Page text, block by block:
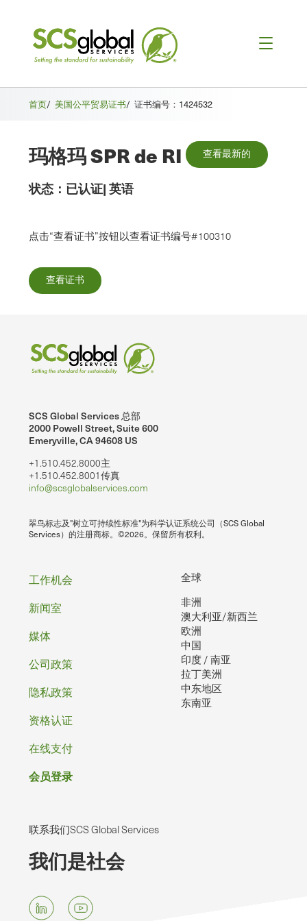
首页/ 美国公平贸易证书/ 证书编号：1424532
玛格玛 SPR de RI 查看最新的
状态： 已认证| 英语
点击“查看证书”按钮以查看证书编号#100310
查看证书
SCS Global Services 总部
2000 Powell Street, Suite 600
Emeryville, CA 94608 US
+1.510.452.8000主
+1.510.452.8001传真
info@scsglobalservices.com
翠鸟标志及"树立可持续性标准"为科学认证系统公司（SCS Global
Services）的注册商标。©2026。保留所有权利。
全球
非洲
澳大利亚/新西兰
欧洲
中国
印度 / 南亚
拉丁美洲
中东地区
东南亚
页
脚
工作机会
新闻室
媒体
公司政策
隐私政策
资格认证
在线支付
会员登录
联系我们SCS Global Services
我们是社会